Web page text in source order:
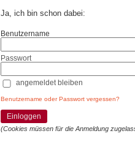
Ja, ich bin schon dabei:
Benutzername
Passwort
angemeldet bleiben
Benutzername oder Passwort vergessen?
Einloggen
(Cookies müssen für die Anmeldung